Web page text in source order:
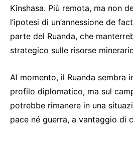
Kinshasa. Più remota, ma non
l’ipotesi di un’annessione de
parte del Ruanda, che
strategico sulle risorse
Al momento, il Ruanda sembra
profilo diplomatico, ma sul
potrebbe rimanere in una
pace né guerra, a vantaggio di